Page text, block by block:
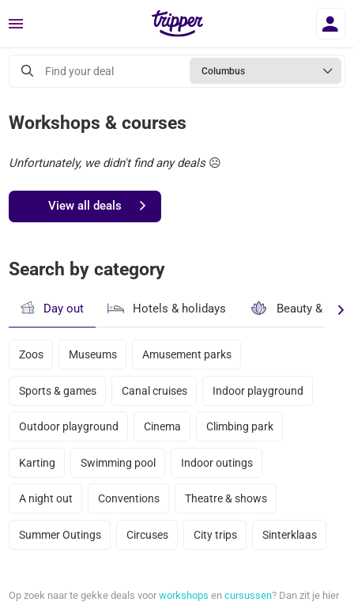
Menu
Find your deal Columbus
Workshops & courses
Unfortunately, we didn't find any deals☹️
View all deals
Search by category
Day out Hotels & holidays Beauty &
Zoos Museums Amusement parks
Sports & games Canal cruises Indoor playground
Outdoor playground Cinema Climbing park
Karting Swimming pool Indoor outings
A night out Conventions Theatre & shows
Summer Outings Circuses City trips Sinterklaas
Op zoek naar te gekke deals voorworkshops encursussen? Dan zit je hier